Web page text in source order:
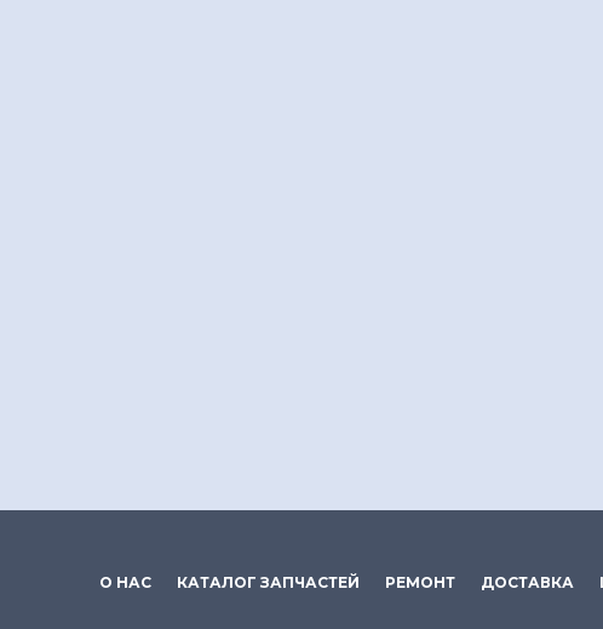
О НАС КАТАЛОГ ЗАПЧАСТЕЙ РЕМОНТ ДОСТАВКА